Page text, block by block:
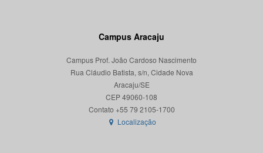
Campus Aracaju
Campus Prof. João Cardoso Nascimento
Rua Cláudio Batista, s/n, Cidade Nova
Aracaju/SE
CEP 49060-108
Localização